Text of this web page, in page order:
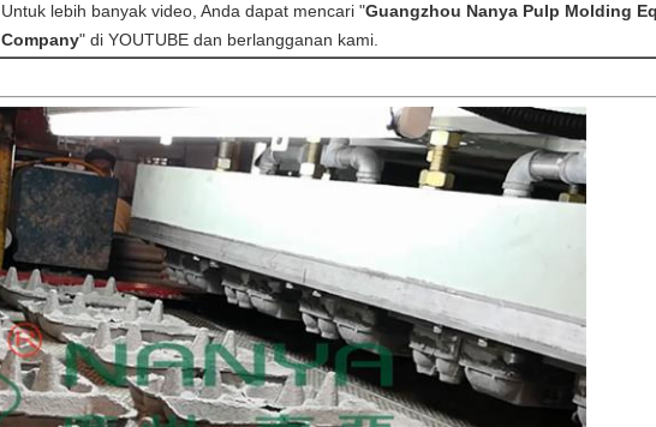
Untuk lebih banyak video, Anda dapat mencari "Guangzhou Nanya Pulp Molding
Company" di YOUTUBE dan berlangganan kami.